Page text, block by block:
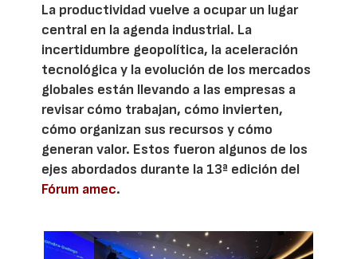
La productividad vuelve a ocupar un lugar
central en la agenda industrial. La
incertidumbre geopolítica, la aceleración
tecnológica y la evolución de los mercados
globales están llevando a las empresas a
revisar cómo trabajan, cómo invierten,
cómo organizan sus recursos y cómo
generan valor. Estos fueron algunos de los
ejes abordados durante la 13ª edición del
Fórum amec.